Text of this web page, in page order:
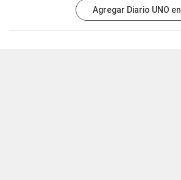
Agregar Diario UNO en